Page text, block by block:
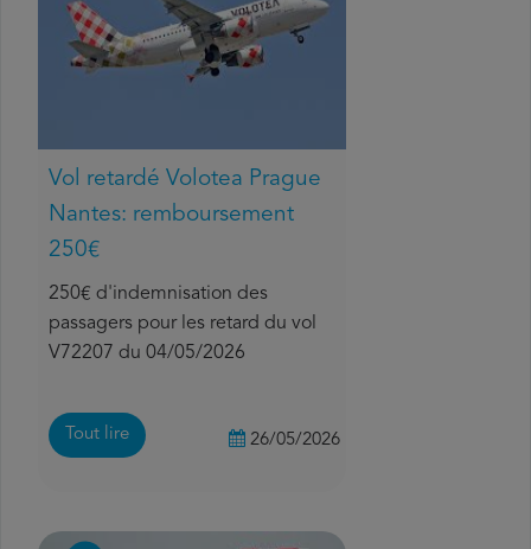
Vol retardé Volotea Prague
Nantes: remboursement
250€
250€ d'indemnisation des
passagers pour les retard du vol
V72207 du 04/05/2026
Tout lire 26/05/2026